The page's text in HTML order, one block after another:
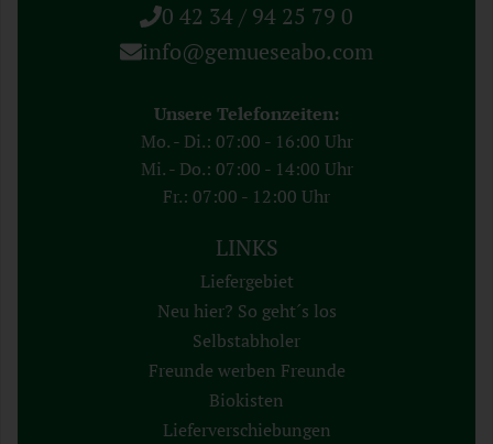
0 42 34 / 94 25 79 0
info@gemueseabo.com
Unsere Telefonzeiten:
Mo. - Di.: 07:00 - 16:00 Uhr
Mi. - Do.: 07:00 - 14:00 Uhr
Fr.: 07:00 - 12:00 Uhr
LINKS
Liefergebiet
Neu hier? So geht´s los
Selbstabholer
Freunde werben Freunde
Biokisten
Lieferverschiebungen